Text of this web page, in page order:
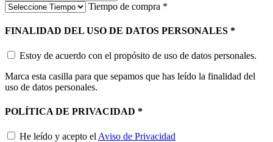
Tiempo de compra *
FINALIDAD DEL USO DE DATOS PERSONALES *
Estoy de acuerdo con el propósito de uso de datos personales.
Marca esta casilla para que sepamos que has leído la finalidad del
uso de datos personales.
POLÍTICA DE PRIVACIDAD *
He leído y acepto el Aviso de Privacidad